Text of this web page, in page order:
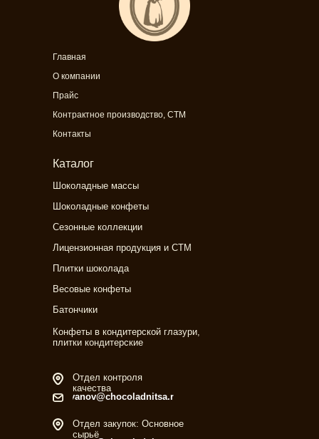
Шоколадные массы
Шоколадные конфеты
Сезонные коллекции
Лицензионная продукция и СТМ
Плитки шоколада
Весовые конфеты
Каталог
Батончики
Конфеты в кондитерской глазури,
плитки кондитерские
Прайс
Контрактное производство, СТМ
Контакты
Главная
О компании
ivanov@chocoladnitsa.ru
Отдел контроля
качества
Отдел закупок: Основное
сырьё